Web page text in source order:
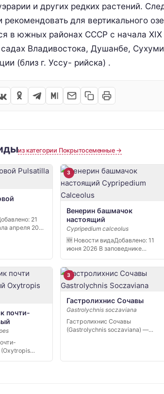
и других редких растений.
рекомендовать для вертикального
в южных районах СССР с начала
садах Владивостока, Душанбе,
(близ г. Уссу- рийска) .
из категории Покрытосеменные →
21
апреля 2026
3
Венерин башмачок
настоящий
Cypripedium calceolus
🆕 Новости видаДобавлено: 11
июня 2026 В заповеднике
почти-
3
Гастролихнис Сочавы
Gastrolychnis soczaviana
Гастролихнис Сочавы
(Gastrolychnis soczaviana) —